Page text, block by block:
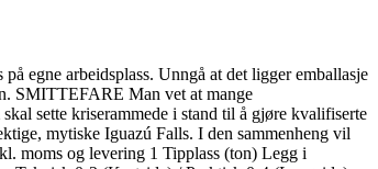
egne arbeidsplass. Unngå at det ligger emballasje
SMITTEFARE Man vet at mange
sette kriserammede i stand til å gjøre kvalifiserte
mytiske Iguazú Falls. I den sammenheng vil
moms og levering 1 Tipplass (ton) Legg i